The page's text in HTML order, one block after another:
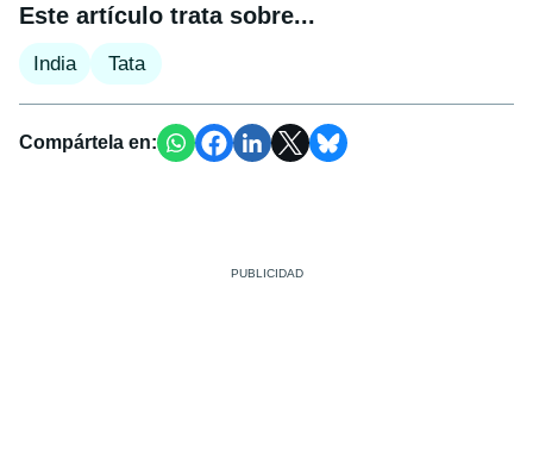
Este artículo trata sobre...
India Tata
Compártela en: